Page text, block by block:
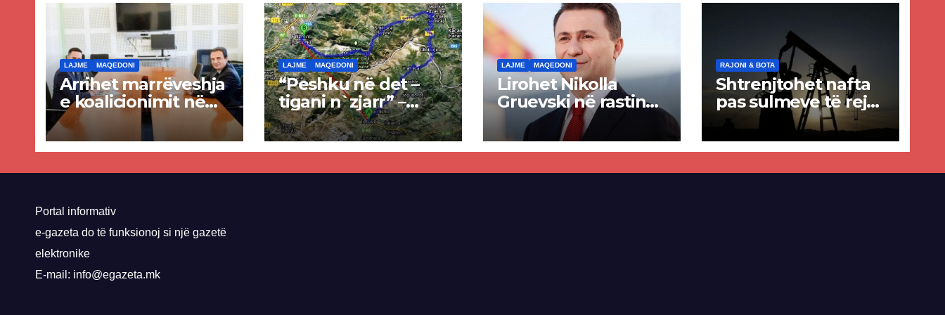
LAJME MAQEDONI
Arrihet marrëveshja
e koalicionimit në
parim mes Kurtit
dhe Abdixhikut
LAJME MAQEDONI
“Peshku në det –
tigani n`zjarr” –
Ende pa u kryer
projekti i tunelit,
komuna e Tetovës
nis punimet për
LAJME MAQEDONI
Lirohet Nikolla
Gruevski në rastin
“Talir 2”, gjykata
rrëzon akuzat për
ndërtimin e
paligjshëm të selisë
RAJONI & BOTA
Shtrenjtohet nafta
pas sulmeve të reja
SHBA–Iran
Portal informativ
e-gazeta do të funksionoj si një gazetë
elektronike
E-mail: info@egazeta.mk